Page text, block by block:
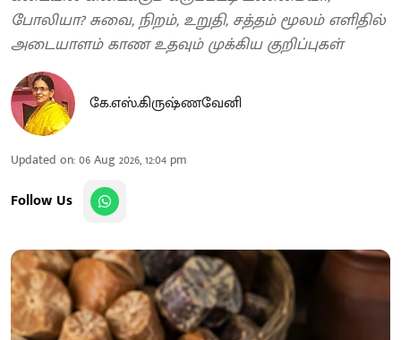
போலியா? சுவை, நிறம், உறுதி, சத்தம் மூலம் எளிதில்
அடையாளம் காண உதவும் முக்கிய குறிப்புகள்
கே.எஸ்.கிருஷ்ணவேனி
Updated on:06 Aug 2026, 12:04 pm
Follow Us